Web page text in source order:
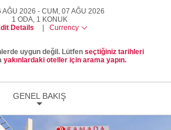
AĞU 2026
CUM, 07 AĞU 2026
1 ODA, 1 KONUK
Details
Currency
uygun değil. Lütfen seçtiğiniz tarihleri
yakınlardaki oteller için arama yapın.
GENEL BAKIŞ